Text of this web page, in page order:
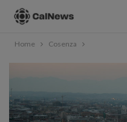
Home Cosenza